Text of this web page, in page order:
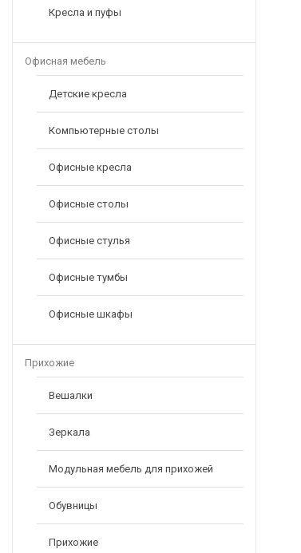
Кресла и пуфы
Офисная мебель
Детские кресла
Компьютерные столы
Офисные кресла
Офисные столы
Офисные стулья
Офисные тумбы
Офисные шкафы
Прихожие
Вешалки
Зеркала
Модульная мебель для прихожей
Обувницы
Прихожие